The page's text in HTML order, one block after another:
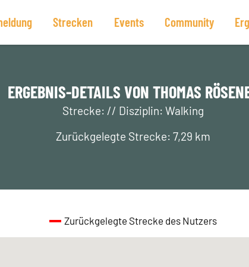
Strecken Events Community
ERGEBNIS-DETAILS VON THOMAS
Strecke: // Disziplin: Walking
Zurückgelegte Strecke: 7,29 km
Zurückgelegte Strecke des Nutzers